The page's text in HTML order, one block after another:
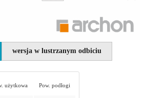
wersja w lustrzanym odbiciu
użytkowa Pow. podłogi